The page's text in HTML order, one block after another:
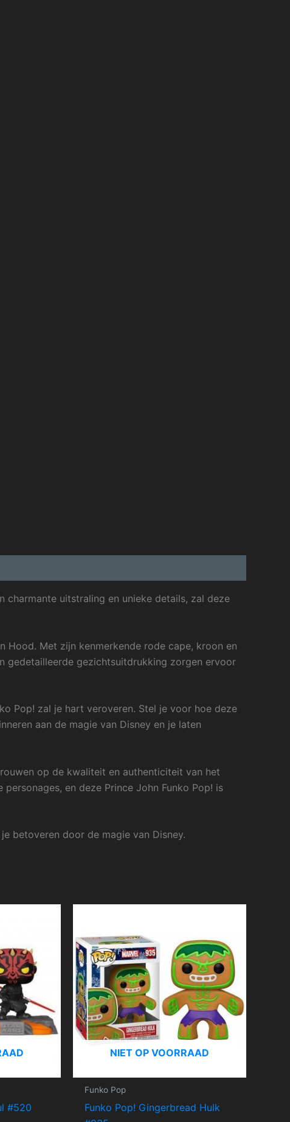
charmante uitstraling en unieke details, zal deze
Hood. Met zijn kenmerkende rode cape, kroon en
gedetailleerde gezichtsuitdrukking zorgen ervoor
Pop! zal je hart veroveren. Stel je voor hoe deze
aan de magie van Disney en je laten
op de kwaliteit en authenticiteit van het
en deze Prince John Funko Pop! is
betoveren door de magie van Disney.
#520
NIET OP VOORRAAD
Funko Pop
Funko Pop! Gingerbread Hulk